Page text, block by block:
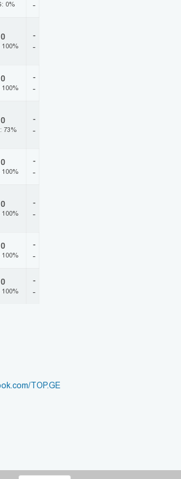
0%
-
0
100%
-
-
0
100%
-
-
0
73%
-
-
0
100%
-
-
0
100%
-
-
0
100%
-
-
0
100%
-
-
TOP.GE